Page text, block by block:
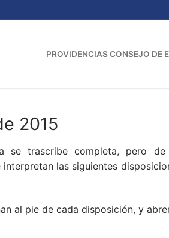
PROVIDENCIAS CONSEJO DE
2015
se trascribe completa, pero
las siguientes
al pie de cada disposición, y